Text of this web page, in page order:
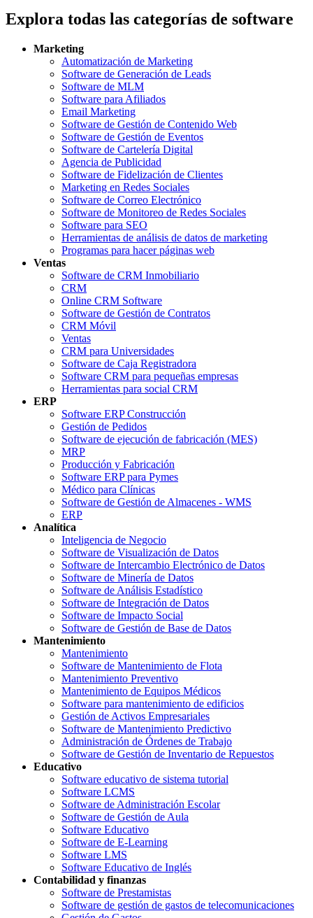
Explora todas las categorías de software
Marketing
Automatización de Marketing
Software de Generación de Leads
Software de MLM
Software para Afiliados
Email Marketing
Software de Gestión de Contenido Web
Software de Gestión de Eventos
Software de Cartelería Digital
Agencia de Publicidad
Software de Fidelización de Clientes
Marketing en Redes Sociales
Software de Correo Electrónico
Software de Monitoreo de Redes Sociales
Software para SEO
Herramientas de análisis de datos de marketing
Programas para hacer páginas web
Ventas
Software de CRM Inmobiliario
CRM
Online CRM Software
Software de Gestión de Contratos
CRM Móvil
Ventas
CRM para Universidades
Software de Caja Registradora
Software CRM para pequeñas empresas
Herramientas para social CRM
ERP
Software ERP Construcción
Gestión de Pedidos
Software de ejecución de fabricación (MES)
MRP
Producción y Fabricación
Software ERP para Pymes
Médico para Clínicas
Software de Gestión de Almacenes - WMS
ERP
Analítica
Inteligencia de Negocio
Software de Visualización de Datos
Software de Intercambio Electrónico de Datos
Software de Minería de Datos
Software de Análisis Estadístico
Software de Integración de Datos
Software de Impacto Social
Software de Gestión de Base de Datos
Mantenimiento
Mantenimiento
Software de Mantenimiento de Flota
Mantenimiento Preventivo
Mantenimiento de Equipos Médicos
Software para mantenimiento de edificios
Gestión de Activos Empresariales
Software de Mantenimiento Predictivo
Administración de Órdenes de Trabajo
Software de Gestión de Inventario de Repuestos
Educativo
Software educativo de sistema tutorial
Software LCMS
Software de Administración Escolar
Software de Gestión de Aula
Software Educativo
Software de E-Learning
Software LMS
Software Educativo de Inglés
Contabilidad y finanzas
Software de Prestamistas
Software de gestión de gastos de telecomunicaciones